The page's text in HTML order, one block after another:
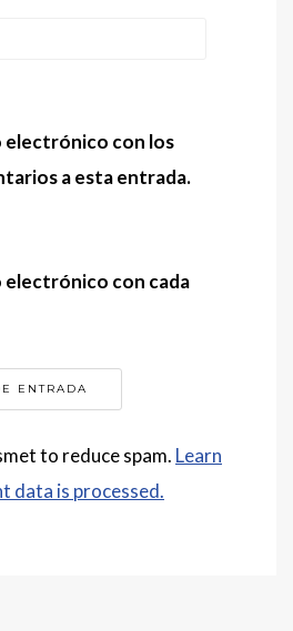
electrónico con los
a esta entrada.
electrónico con cada
to reduce spam. Learn
data is processed.